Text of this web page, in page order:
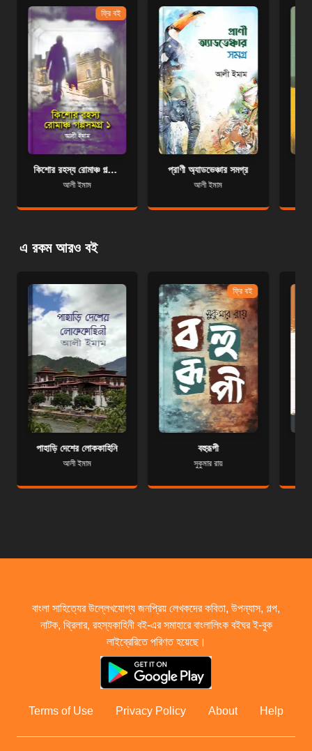
ফ্রি বই
কিশোর রহস্য রোমাঞ্চ গল্পসমগ্র ১
আলী ইমাম
প্রাণী অ্যাডভেঞ্চার সমগ্র
আলী ইমাম
এ রকম আরও বই
পাহাড়ি দেশের লােককাহিনি
আলী ইমাম
ফ্রি বই
বহুরূপী
সুকুমার রায়
বাংলা সাহিত্যের উল্লেখযোগ্য জনপ্রিয় লেখকদের কবিতা, উপন্যাস, গল্প,
নাটক, থ্রিলার, রহস্যকাহিনী বই-এর সমাহারে বাংলালিংক বইঘর ই-বুক
লাইব্রেরিতে পরিণত হয়েছে।
Terms of Use Privacy Policy About Help